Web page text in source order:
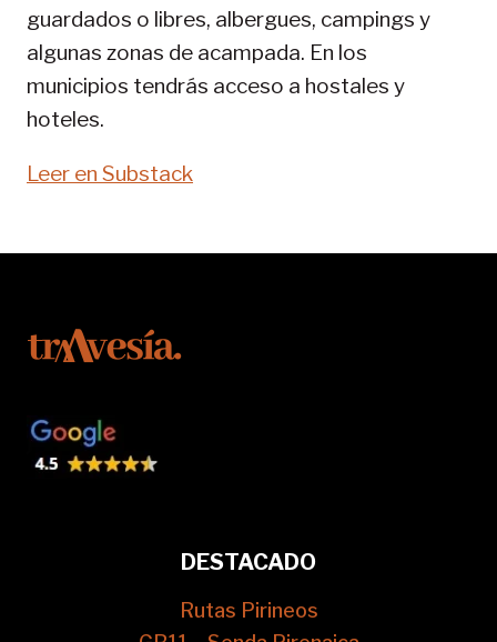
guardados o libres, albergues, campings y
algunas zonas de acampada. En los
municipios tendrás acceso a hostales y
hoteles.
Leer en Substack
DESTACADO
Rutas Pirineos